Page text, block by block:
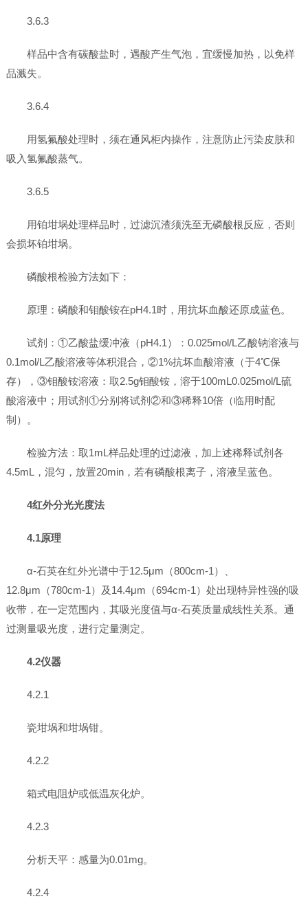
3.6.3
样品中含有碳酸盐时，遇酸产生气泡，宜缓慢加热，以免样
品溅失。
3.6.4
用氢氟酸处理时，须在通风柜内操作，注意防止污染皮肤和
吸入氢氟酸蒸气。
3.6.5
用铂坩埚处理样品时，过滤沉渣须洗至无磷酸根反应，否则
会损坏铂坩埚。
磷酸根检验方法如下：
原理：磷酸和钼酸铵在pH4.1时，用抗坏血酸还原成蓝色。
试剂：①乙酸盐缓冲液（pH4.1）：0.025mol/L乙酸钠溶液与
0.1mol/L乙酸溶液等体积混合，②1%抗坏血酸溶液（于4℃保
存），③钼酸铵溶液：取2.5g钼酸铵，溶于100mL0.025mol/L硫
酸溶液中；用试剂①分别将试剂②和③稀释10倍（临用时配
制）。
检验方法：取1mL样品处理的过滤液，加上述稀释试剂各
4.5mL，混匀，放置20min，若有磷酸根离子，溶液呈蓝色。
4红外分光光度法
4.1原理
α-石英在红外光谱中于12.5μm（800cm-1）、
12.8μm（780cm-1）及14.4μm（694cm-1）处出现特异性强的吸
收带，在一定范围内，其吸光度值与α-石英质量成线性关系。通
过测量吸光度，进行定量测定。
4.2仪器
4.2.1
瓷坩埚和坩埚钳。
4.2.2
箱式电阻炉或低温灰化炉。
4.2.3
分析天平：感量为0.01mg。
4.2.4